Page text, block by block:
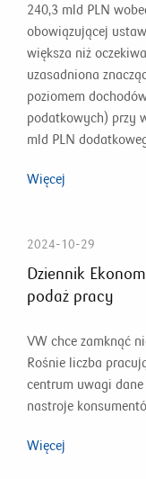
240,3 mld PLN
obowiązującej
większa niż
uzasadniona
poziomem
podatkowych) przy
mld PLN
Więcej
2024-10-29
Dziennik
podaż pracy
VW chce zamknąć
Rośnie liczba
centrum uwagi dane
nastroje
Więcej